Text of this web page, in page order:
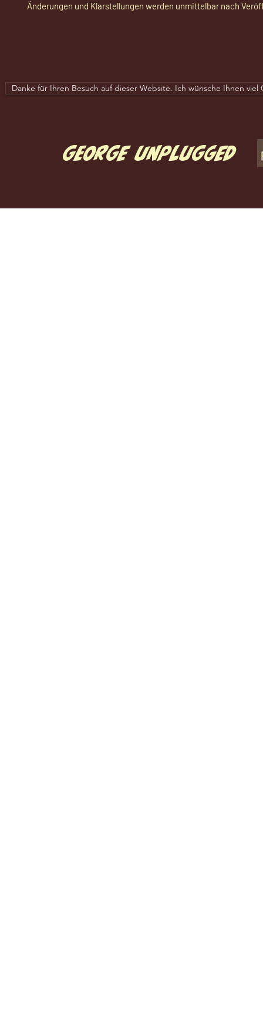
Änderungen und Klarstellungen werden unmittelbar nach
Danke für Ihren Besuch auf dieser Website. Ich wünsche Ihnen viel
GeorgE UNPLUGGED